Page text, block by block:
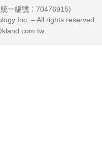
一編號：70476915)
Inc. – All rights reserved.